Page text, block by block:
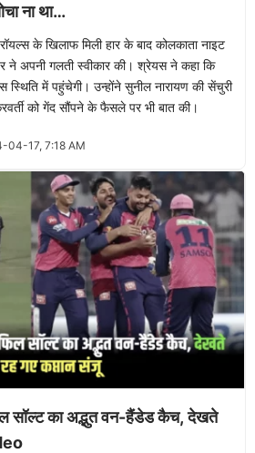
ना था…
के खिलाफ मिली हार के बाद कोलकाता नाइट
ने अपनी गलती स्वीकार की। श्रेयस ने कहा कि
स्थिति में पहुंचेगी। उन्होंने सुनील नारायण की सेंचुरी
को गेंद सौंपने के फैसले पर भी बात की।
04-17, 7:18 AM
सॉल्ट का अद्भुत वन-हैंडेड कैच, देखते